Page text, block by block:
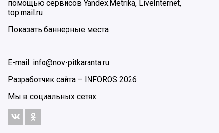
помощью сервисов Yandex.Metrika, LiveInternet,
top.mail.ru
Показать баннерные места
E-mail: info@nov-pitkaranta.ru
Разработчик сайта –
INFOROS 2026
Мы в социальных сетях: